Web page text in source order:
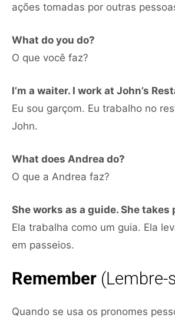
ações tomadas por outras
What do you do?
O que você faz?
I’m a waiter. I work at John’s
Eu sou garçom. Eu trabalho no
John.
What does Andrea do?
O que a Andrea faz?
She works as a guide. She takes
Ela trabalha como um guia. Ela
em passeios.
Remember (Lembre-
Quando se usa os pronomes